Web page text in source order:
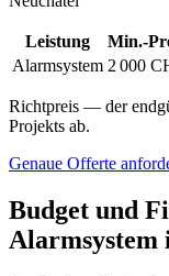
Leistung Min.-
Alarmsystem 2 000
Richtpreis — der
Projekts ab.
Genaue Offerte
Budget und
Alarmsystem